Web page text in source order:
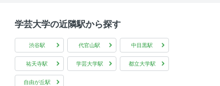
学芸大学の近隣駅から探す
渋谷駅 代官山駅 中目黒駅
祐天寺駅 学芸大学駅 都立大学駅
自由が丘駅